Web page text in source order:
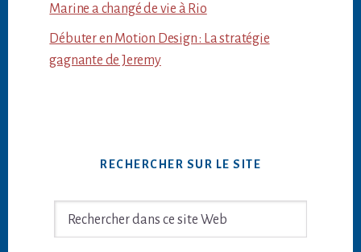
Marine a changé de vie à Rio
Débuter en Motion Design : La stratégie
gagnante de Jeremy
RECHERCHER SUR LE SITE
Rechercher